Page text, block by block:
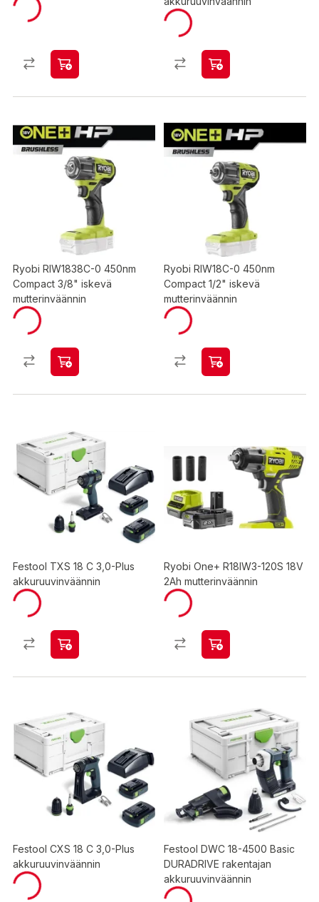
Ryobi RIW1838C-0 450nm
Compact 3/8" iskevä
mutterinväännin
Ryobi RIW18C-0 450nm
Compact 1/2" iskevä
mutterinväännin
Festool TXS 18 C 3,0-Plus
akkuruuvinväännin
Ryobi One+ R18IW3-120S 18V
2Ah mutterinväännin
Festool CXS 18 C 3,0-Plus
akkuruuvinväännin
Festool DWC 18-4500 Basic
DURADRIVE rakentajan
akkuruuvinväännin